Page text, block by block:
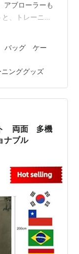
アブローラーも
、トレーニン
用マットは、
の負荷を軽減
ブローラーを
ことで傷つけ
。そのため、
ッグ ケー
ニンググッズ
ト 両面 多機
ブル